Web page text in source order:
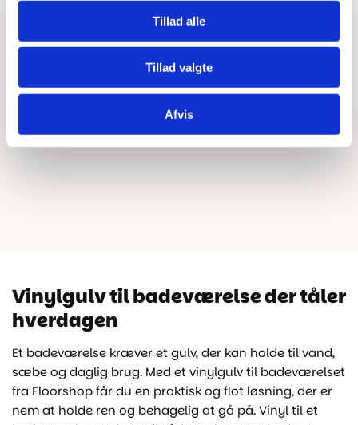
Tillad alle
Tillad valgte
Afvis
pris
480,00 kr..
pris
349,00 kr..
var:
480,00 kr..
er:
349,00 kr..
Vinylgulv til badeværelse der tåler
hverdagen
Et badeværelse kræver et gulv, der kan holde til vand,
sæbe og daglig brug. Med et vinylgulv til badeværelset
fra Floorshop får du en praktisk og flot løsning, der er
nem at holde ren og behagelig at gå på. Vinyl til et